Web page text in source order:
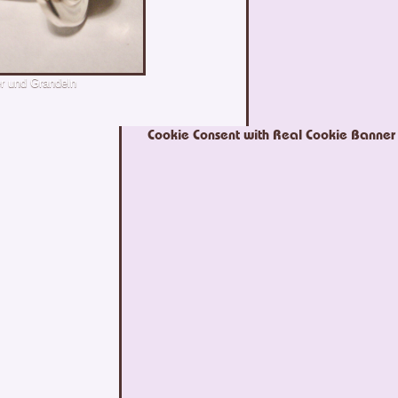
und Grandeln
Cookie Consent with Real Cookie Banner